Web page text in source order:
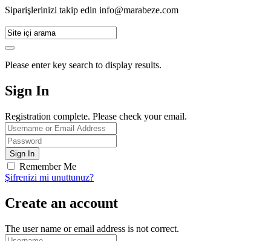
Siparişlerinizi takip edin info@marabeze.com
Please enter key search to display results.
Sign In
Registration complete. Please check your email.
Remember Me
Şifrenizi mi unuttunuz?
Create an account
The user name or email address is not correct.